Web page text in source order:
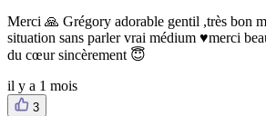
Merci 🙏 Grégory adorable gentil ,très bon
situation sans parler vrai médium ♥️merci
du cœur sincèrement 😇
il y a 1 mois
3